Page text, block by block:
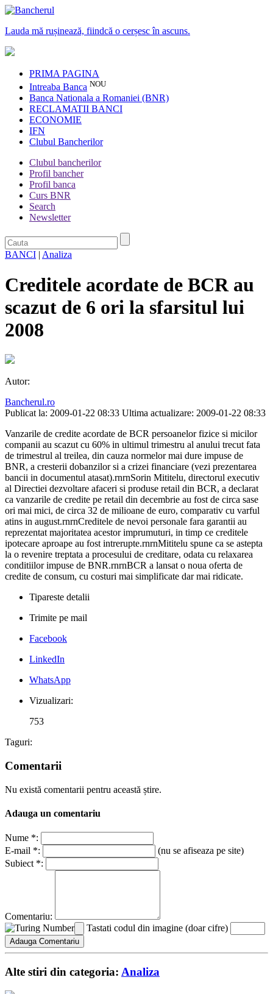
Lauda mă rușinează, fiindcă o cerșesc în ascuns.
PRIMA PAGINA
Intreaba Banca NOU
Banca Nationala a Romaniei (BNR)
RECLAMATII BANCI
ECONOMIE
IFN
Clubul Bancherilor
Clubul bancherilor
Profil bancher
Profil banca
Curs BNR
Search
Newsletter
BANCI | Analiza
Creditele acordate de BCR au
scazut de 6 ori la sfarsitul lui
2008
Autor:
Bancherul.ro
Publicat la: 2009-01-22 08:33 Ultima actualizare: 2009-01-22 08:33
Vanzarile de credite acordate de BCR persoanelor fizice si micilor
companii au scazut cu 60% in ultimul trimestru al anului trecut fata
de trimestrul al treilea, din cauza normelor mai dure impuse de
BNR, a cresterii dobanzilor si a crizei financiare (vezi prezentarea
bancii in documentul atasat).rnrnSorin Mititelu, directorul executiv
al Directiei dezvoltare afaceri si produse retail din BCR, a declarat
ca vanzarile de credite pe retail din decembrie au fost de circa sase
ori mai mici, de circa 32 de milioane de euro, comparativ cu varful
atins in august.rnrnCreditele de nevoi personale fara garantii au
reprezentat majoritatea acestor imprumuturi, in timp ce creditele
ipotecare aproape au fost intrerupte.rnrnMititelu spune ca se astepta
la o revenire treptata a procesului de creditare, odata cu relaxarea
conditiilor impuse de BNR.rnrnBCR a lansat o noua oferta de
credite de consum, cu costuri mai simplificate dar mai ridicate.
Tipareste detalii
Trimite pe mail
Facebook
LinkedIn
WhatsApp
Vizualizari:
753
Taguri:
Comentarii
Nu există comentarii pentru această știre.
Adauga un comentariu
Nume *:
E-mail *:
(nu se afiseaza pe site)
Subiect *:
Comentariu:
Tastati codul din imagine (doar cifre)
Alte stiri din categoria: Analiza